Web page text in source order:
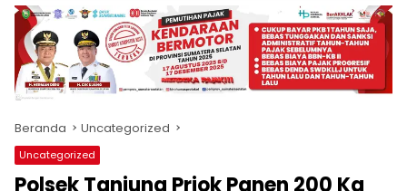
produk
antara
lain
mampu
menjadi
komunikasi
usaha
(beriklan),
Beranda Uncategorized
Uncategorized
Polsek Tanjung Priok Panen 200 Kg